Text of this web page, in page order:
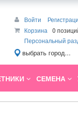
Войти
Корзина
0
Персональный
выбрать город...
СЕМЕНА